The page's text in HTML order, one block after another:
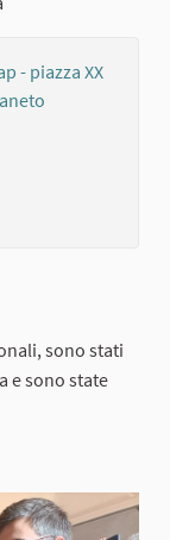
sono stati
e sono state